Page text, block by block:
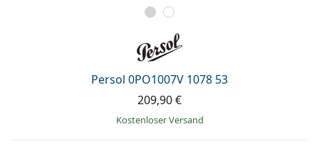
Persol 0PO1007V 1078 53
209,90 €
Kostenloser Versand